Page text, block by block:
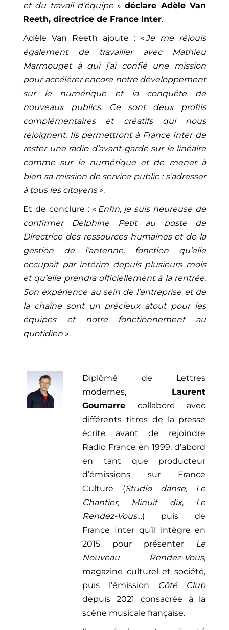
et du travail d’équipe»déclare Adèle Van
Reeth, directrice de France Inter.
Adèle Van Reeth ajoute : «Je me réjouis
également de travailler avec Mathieu
Marmouget à qui j’ai confié une mission
pour accélérer encore notre développement
sur le numérique et la conquête de
nouveaux publics. Ce sont deux profils
complémentaires et créatifs qui nous
rejoignent. Ils permettront à France Inter de
rester une radio d’avant-garde sur le linéaire
comme sur le numérique et de mener à
bien sa mission de service public : s’adresser
à tous les citoyens».
Et de conclure : « Enfin, je suis heureuse de
confirmer Delphine Petit au poste de
Directrice des ressources humaines et de la
gestion de l’antenne, fonction qu’elle
occupait par intérim depuis plusieurs mois
et qu’elle prendra officiellement à la rentrée.
Son expérience au sein de l’entreprise et de
la chaîne sont un précieux atout pour les
équipes et notre fonctionnement au
quotidien ».
Diplômé de Lettres
modernes, Laurent
Goumarre collabore avec
différents titres de la presse
écrite avant de rejoindre
Radio France en 1999, d’abord
en tant que producteur
d’émissions sur France
Culture (Studio danse, Le
Chantier, Minuit dix, Le
Rendez-Vous…) puis de
France Inter qu’il intègre en
2015 pour présenter Le
Nouveau Rendez-Vous,
magazine culturel et société,
puis l’émission
Côté Club
depuis 2021 consacrée à la
scène musicale française.